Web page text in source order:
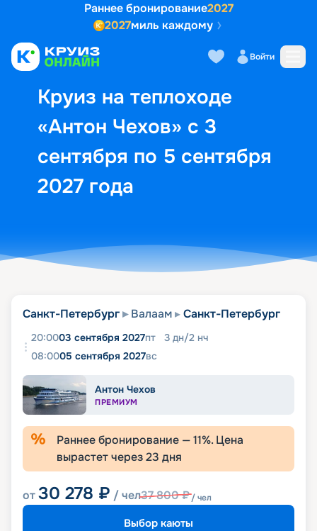
Раннее бронирование2027
2027миль каждому
Войти
Круиз на теплоходе
«Антон Чехов» с 3
сентября по 5 сентября
2027 года
Выбор кают Маршрут и
Санкт-Петербург Валаам Санкт-Петербург
20:0003 сентября 2027пт 3 дн/2 нч
08:0005 сентября 2027вс
Антон Чехов
ПРЕМИУМ
Раннее бронирование —11%. Цена
вырастет через23 дня
от30 278 ₽ / чел37 800₽/ чел
Выбор каюты